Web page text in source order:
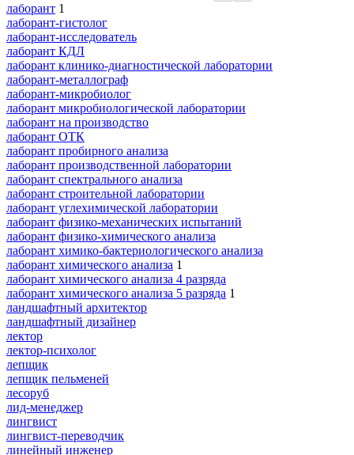
лаборант 1
лаборант-гистолог
лаборант-исследователь
лаборант КДЛ
лаборант клинико-диагностической лаборатории
лаборант-металлограф
лаборант-микробиолог
лаборант микробиологической лаборатории
лаборант на производство
лаборант ОТК
лаборант пробирного анализа
лаборант производственной лаборатории
лаборант спектрального анализа
лаборант строительной лаборатории
лаборант углехимической лаборатории
лаборант физико-механических испытаний
лаборант физико-химического анализа
лаборант химико-бактериологического анализа
лаборант химического анализа 1
лаборант химического анализа 4 разряда
лаборант химического анализа 5 разряда 1
ландшафтный архитектор
ландшафтный дизайнер
лектор
лектор-психолог
лепщик
лепщик пельменей
лесоруб
лид-менеджер
лингвист
лингвист-переводчик
линейный инженер